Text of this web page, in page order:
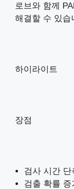
로브와 함께
해결할 수 있습
하이라이트
장점
검사 시간 단
검출 확률 증